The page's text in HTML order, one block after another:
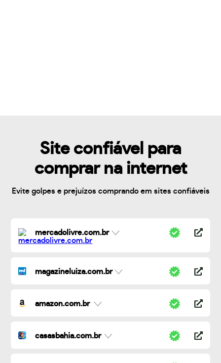
Site confiável para
comprar na internet
Evite golpes e prejuízos comprando em sites confiáveis
mercadolivre.com.br
magazineluiza.com.br
amazon.com.br
casasbahia.com.br